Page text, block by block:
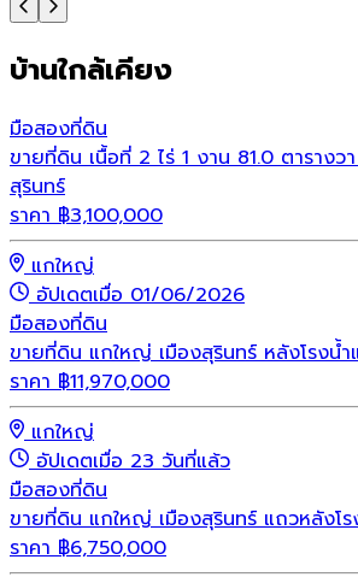
บ้านใกล้เคียง
มือสองที่ดิน
ขายที่ดิน เนื้อที่ 2 ไร่ 1 งาน 81.0 ตาราง
สุรินทร์
ราคา ฿3,100,000
แกใหญ่
อัปเดตเมื่อ 01/06/2026
มือสองที่ดิน
ขายที่ดิน แกใหญ่ เมืองสุรินทร์ หลังโรงน้
ราคา ฿11,970,000
แกใหญ่
อัปเดตเมื่อ 23 วันที่แล้ว
มือสองที่ดิน
ขายที่ดิน แกใหญ่ เมืองสุรินทร์ แถวหลังโ
ราคา ฿6,750,000